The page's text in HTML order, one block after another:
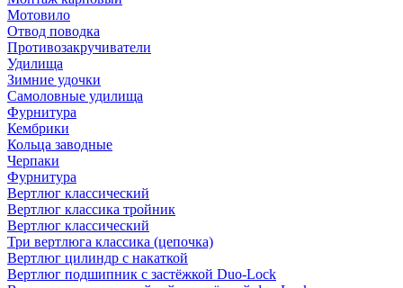
Мотовило
Отвод поводка
Противозакручиватели
Удилища
Зимние удочки
Самоловные удилища
Фурнитура
Кембрики
Кольца заводные
Черпаки
Фурнитура
Вертлюг классический
Вертлюг классика тройник
Вертлюг классический
Три вертлюга классика (цепочка)
Вертлюг цилиндр с накаткой
Вертлюг подшипник с застёжкой Duo-Lock